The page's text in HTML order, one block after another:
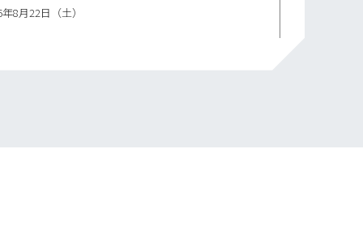
8月22日（土）